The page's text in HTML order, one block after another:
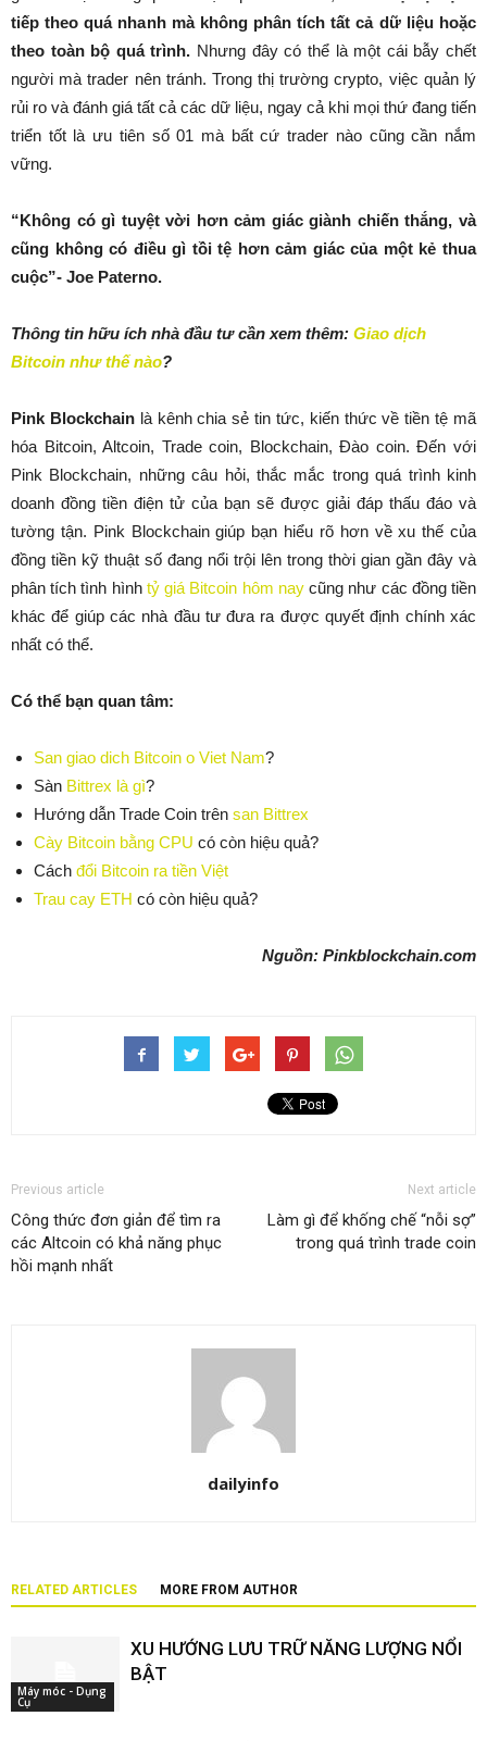
tiếp theo quá nhanh mà không phân tích tất cả dữ liệu hoặc
theo toàn bộ quá trình. Nhưng đây có thể là một cái bẫy chết
người mà trader nên tránh. Trong thị trường crypto, việc quản lý
rủi ro và đánh giá tất cả các dữ liệu, ngay cả khi mọi thứ đang tiến
triển tốt là ưu tiên số 01 mà bất cứ trader nào cũng cần nắm
vững.
“Không có gì tuyệt vời hơn cảm giác giành chiến thắng, và
cũng không có điều gì tồi tệ hơn cảm giác của một kẻ thua
cuộc”- Joe Paterno.
Thông tin hữu ích nhà đầu tư cần xem thêm: Giao dịch
Bitcoin như thế nào?
Pink Blockchainlà kênh chia sẻ tin tức, kiến thức về tiền tệ mã
hóa Bitcoin, Altcoin, Trade coin, Blockchain, Đào coin. Đến với
Pink Blockchain, những câu hỏi, thắc mắc trong quá trình kinh
doanh đồng tiền điện tử của bạn sẽ được giải đáp thấu đáo và
tường tận. Pink Blockchain giúp bạn hiểu rõ hơn về xu thế của
đồng tiền kỹ thuật số đang nổi trội lên trong thời gian gần đây và
phân tích tình hình tỷ giá Bitcoin hôm naycũng như các đồng tiền
khác để giúp các nhà đầu tư đưa ra được quyết định chính xác
nhất có thể.
Có thể bạn quan tâm:
San giao dich Bitcoin o Viet Nam?
Sàn Bittrex là gì?
Hướng dẫn Trade Coin trên san Bittrex
Cày Bitcoin bằng CPU có còn hiệu quả?
Cách đổi Bitcoin ra tiền Việt
Trau cay ETH có còn hiệu quả?
Nguồn: Pinkblockchain.com
Previous article
Công thức đơn giản để tìm ra
các Altcoin có khả năng phục
hồi mạnh nhất
Next article
Làm gì để khống chế “nỗi sợ”
trong quá trình trade coin
dailyinfo
RELATED ARTICLES MORE FROM AUTHOR
Máy móc - Dụng
Cụ
XU HƯỚNG LƯU TRỮ NĂNG LƯỢNG NỔI
BẬT